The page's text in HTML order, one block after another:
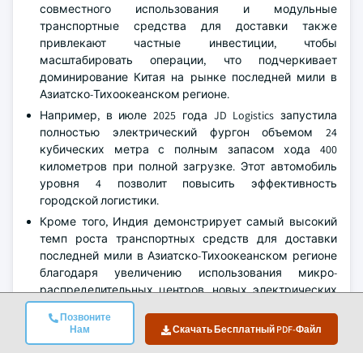
Позвоните
Нам
Скачать Бесплатный PDF-Файл
совместного использования и модульные
транспортные средства для доставки также
привлекают частные инвестиции, чтобы
масштабировать операции, что подчеркивает
доминирование Китая на рынке последней мили в
Азиатско-Тихоокеанском регионе.
Например, в июле 2025 года JD Logistics запустила
полностью электрический фургон объемом 24
кубических метра с полным запасом хода 400
километров при полной загрузке. Этот автомобиль
уровня 4 позволит повысить эффективность
городской логистики.
Кроме того, Индия демонстрирует самый высокий
темп роста транспортных средств для доставки
последней мили в Азиатско-Тихоокеанском регионе
благодаря увеличению использования микро-
распределительных центров, новых электрических
трехколесных транспортных средств для доставки и
государственных политик, способствующих
внедрению экологически чистой логистики.